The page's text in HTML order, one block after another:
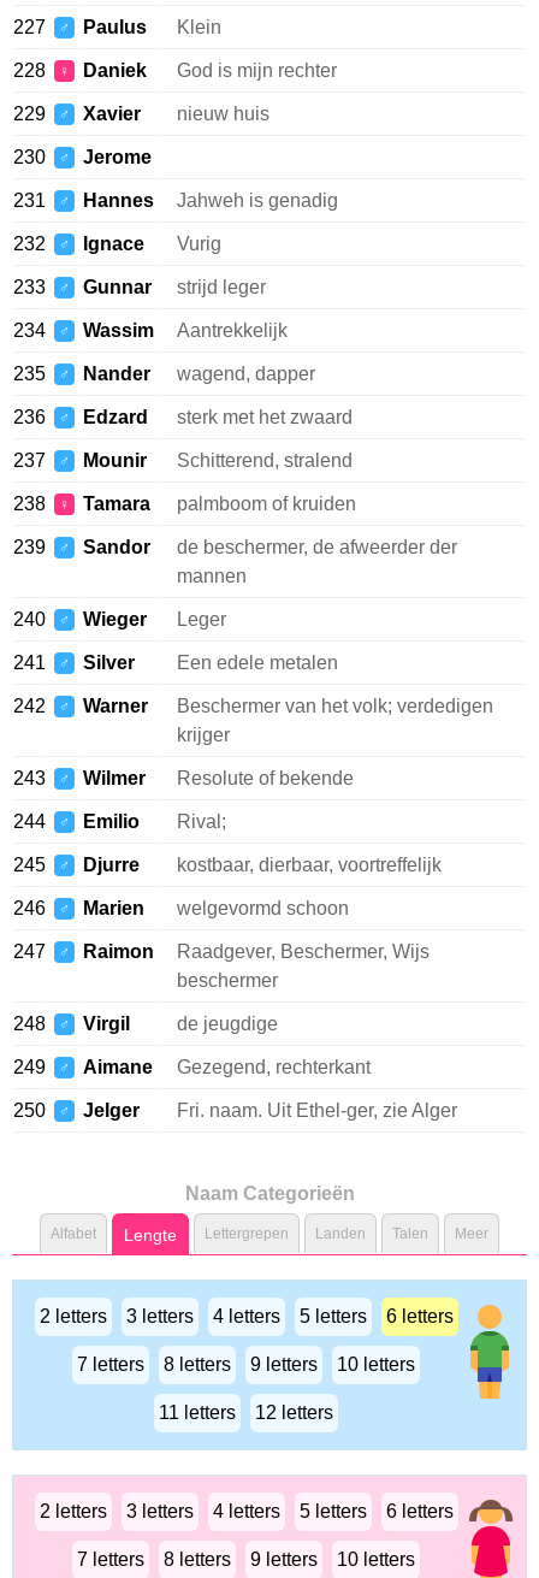
227 ♂ Paulus Klein
228 ♀ Daniek God is mijn rechter
229 ♂ Xavier nieuw huis
230 ♂ Jerome
231 ♂ Hannes Jahweh is genadig
232 ♂ Ignace Vurig
233 ♂ Gunnar strijd leger
234 ♂ Wassim Aantrekkelijk
235 ♂ Nander wagend, dapper
236 ♂ Edzard sterk met het zwaard
237 ♂ Mounir Schitterend, stralend
238 ♀ Tamara palmboom of kruiden
239 ♂ Sandor
de beschermer, de afweerder der
mannen
240 ♂ Wieger Leger
241 ♂ Silver Een edele metalen
242 ♂ Warner
Beschermer van het volk; verdedigen
krijger
243 ♂ Wilmer Resolute of bekende
244 ♂ Emilio Rival;
245 ♂ Djurre kostbaar, dierbaar, voortreffelijk
246 ♂ Marien welgevormd schoon
247 ♂ Raimon
Raadgever, Beschermer, Wijs
beschermer
248 ♂ Virgil de jeugdige
249 ♂ Aimane Gezegend, rechterkant
250 ♂ Jelger Fri. naam. Uit Ethel-ger, zie Alger
Naam Categorieën
Alfabet Lengte Lettergrepen Landen Talen Meer
2 letters 3 letters 4 letters 5 letters 6 letters
7 letters 8 letters 9 letters 10 letters
11 letters 12 letters
2 letters 3 letters 4 letters 5 letters 6 letters
7 letters 8 letters 9 letters 10 letters